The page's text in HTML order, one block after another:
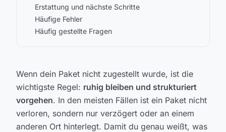
Erstattung und nächste Schritte
Häufige Fehler
Häufig gestellte Fragen
Wenn dein Paket nicht zugestellt wurde, ist die
wichtigste Regel: ruhig bleiben und strukturiert
vorgehen. In den meisten Fällen ist ein Paket nicht
verloren, sondern nur verzögert oder an einem
anderen Ort hinterlegt. Damit du genau weißt, was